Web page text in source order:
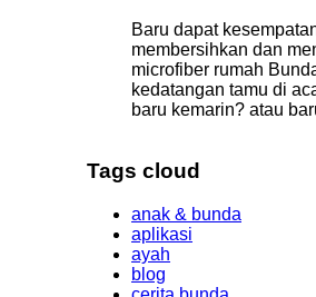
Baru dapat
membersihkan dan
microfiber rumah
kedatangan tamu di
baru kemarin? atau
Tags cloud
anak & bunda
aplikasi
ayah
blog